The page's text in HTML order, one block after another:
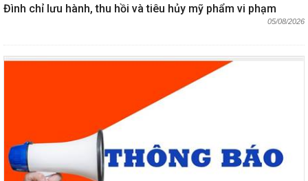
Đình chỉ lưu hành, thu hồi và tiêu hủy mỹ phẩm vi phạm
05/08/2026